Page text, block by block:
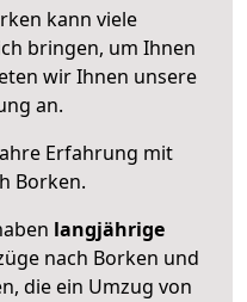
kann viele
bringen, um Ihnen
wir Ihnen unsere
an.
Erfahrung mit
Borken.
langjährige
nach Borken und
die ein Umzug von